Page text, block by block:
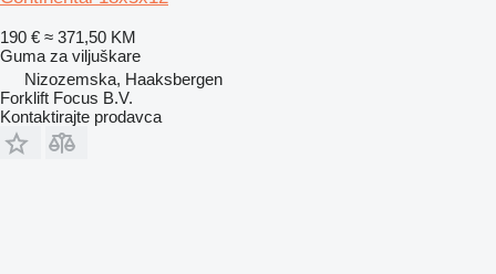
190 € ≈ 371,50 KM
Guma za viljuškare
Nizozemska, Haaksbergen
Forklift Focus B.V.
Kontaktirajte prodavca